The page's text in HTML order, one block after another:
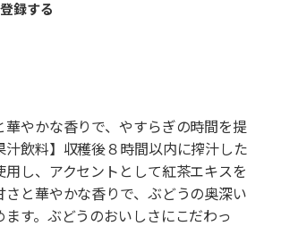
録する
華やかな香りで、やすらぎの時間を提
汁飲料】収穫後８時間以内に搾汁した
用し、アクセントとして紅茶エキスを
さと華やかな香りで、ぶどうの奥深い
ます。ぶどうのおいしさにこだわっ